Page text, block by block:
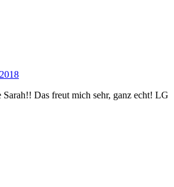
Sarah!! Das freut mich sehr, ganz echt! LG